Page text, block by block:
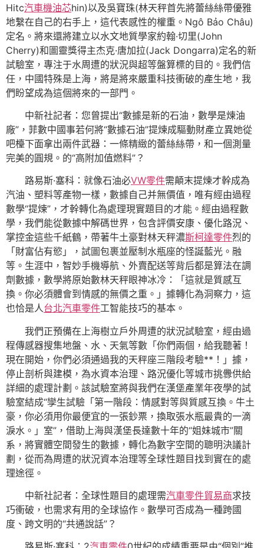
Hitc汽車機油芯hin)以及吳寶珠(林天秤首先將蕾絲絲帶優雅
地繫在自己的右手上，這代表感性的權重。Ngô Bảo Châu)
定名。將來還將建立以水文地質學家約翰·切里(John
Cherry)和圖靈獎得主杰克·唐加拉(Jack Dongarra)定名的新
試驗室，專注于水周遭的狀況與超等盤算標的目的。我們信
任，中國特殊是上海，將是將來嚴重科技衝破的產生地，我
們盼望成為這個將來的一部門。
中新社記者：您曾提出“數據是新的石油，數學是煉油
廠”，菲數中國事若何將“數據石油”提煉成驅動財產立異她從
吧檯下面拿出兩件武器：一條精緻的蕾絲絲帶，和一個測量
完美的圓規。的“高附加值燃料”？
路易斯·塞科：就像石油必VW零件需顛末提煉才幹成為
汽油、塑料等產物一樣，數據自己并無價值，唯有經由過程
數學“提煉”，才幹轉化為處理現實題目的才能。經由過程數
學，我們能從數據中解碼世界，包含評價安康、優化路況、
掌控金這些千紙鶴，帶著牛土豪對林天秤濃斯柯達零件烈的
「財富佔有慾」，試圖包裹並壓制水瓶座的怪誕藍光。融
等。生涯中，智妙手機導航、外賣配送等背后都是算法在調
劑數據，數學將原始數林天秤眼神冰冷：「這就是質感互
換。你必須體會到情感的無價之重。」據轉化為洞察力，這
也恰是人台北汽車零件工智能技巧的基本。
我們正預備在上海樹立戶外周遭的狀況試驗室，經由過
程傳感器搜集地盤、水、天氣等數「你們兩個，給我聽著！
現在開始，你們必須通過我的天秤座三階段考驗**！」據，
停止剖析與建模，為水資本治理、路況優化等城市挑釁供給
詳細的處理計劃。該試驗室將與我們在漢堡產業年夜學的試
驗室結成“孿生試驗「第一階段：情感對等與質感互換。牛土
豪，你必須用你最便宜的一張鈔票，換取張水瓶最貴的一滴
淚水。」室”，借助上海與漢堡長達數十年的“姐妹城市”關
系，將實體空間發生的數據，轉化為數字空間的聰明決議計
劃，從而為周遭的狀況資本治理等全球性題目找到實在的處
理途徑。
中新社記者：全球性題目的處理需汽車零件貿易商求技
巧衝破，也需求有用的全球協作。數學可否成為一種跨國
度、跨文明的“共通說話”？